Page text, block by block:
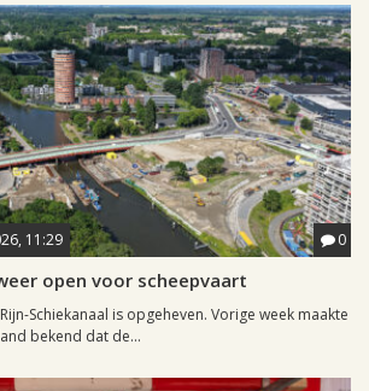
11:29 0
open voor scheepvaart
Schiekanaal is opgeheven. Vorige week maakte
bekend dat de...